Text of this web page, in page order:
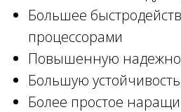
Большее
процессорами
Повышенную
Большую
Более простое